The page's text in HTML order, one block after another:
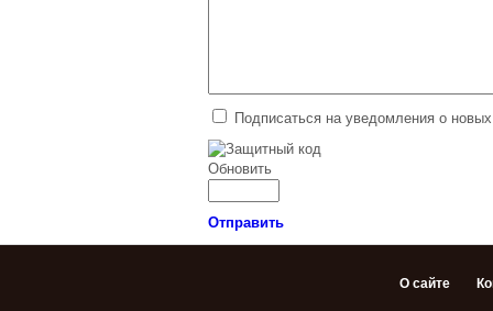
Подписаться на уведомления о
Обновить
Отправить
О сайте